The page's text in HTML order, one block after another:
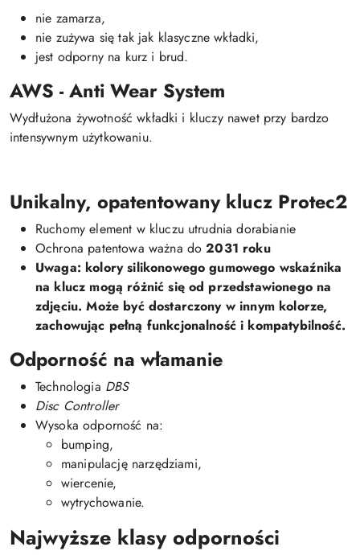
nie zamarza,
nie zużywa się tak jak klasyczne wkładki,
jest odporny na kurz i brud.
AWS - Anti Wear System
Wydłużona żywotność wkładki i kluczy nawet przy bardzo
intensywnym użytkowaniu.
Unikalny, opatentowany klucz Protec2
Ruchomy element w kluczu utrudnia dorabianie
Ochrona patentowa ważna do2031 roku
Uwaga: kolory silikonowego gumowego wskaźnika
na klucz mogą różnić się od przedstawionego na
zdjęciu. Może być dostarczony w innym kolorze,
zachowując pełną funkcjonalność i kompatybilność.
Odporność na włamanie
Technologia DBS
Disc Controller
Wysoka odporność na:
bumping,
manipulację narzędziami,
wiercenie,
wytrychowanie.
Najwyższe klasy odporności